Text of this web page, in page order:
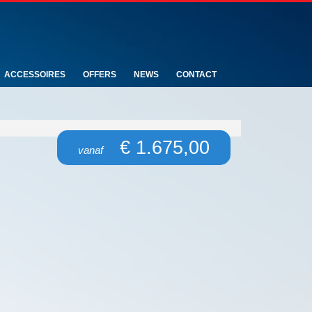
ACCESSOIRES OFFERS NEWS CONTACT
vanaf€ 1.675,00